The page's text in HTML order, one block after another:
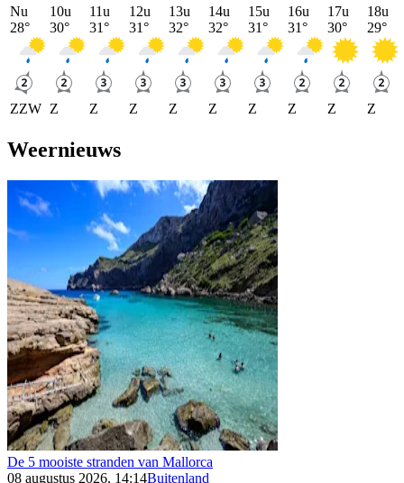
Nu
28°
ZZW
10u
30°
Z
11u
31°
Z
12u
31°
Z
13u
32°
Z
14u
32°
Z
15u
31°
Z
16u
31°
Z
17u
30°
Z
18u
29°
Z
Weernieuws
De 5 mooiste stranden van Mallorca
08 augustus 2026, 14:14Buitenland